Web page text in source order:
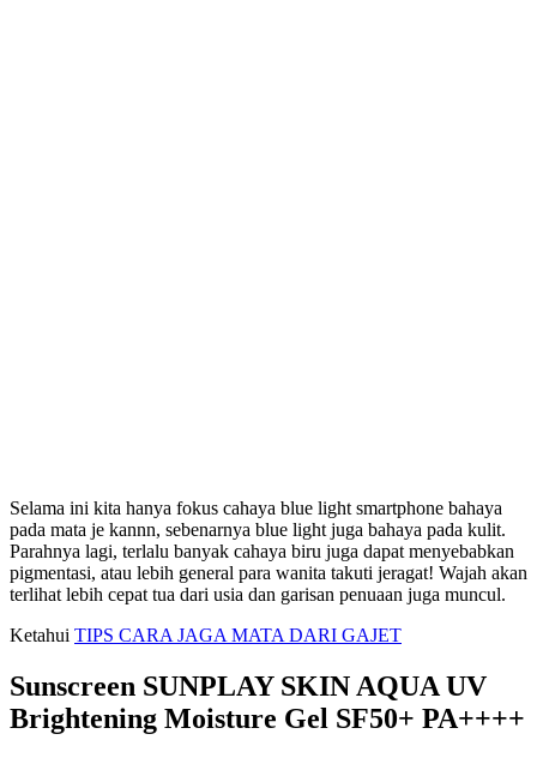
Selama ini kita hanya fokus cahaya blue light smartphone bahaya
pada mata je kannn, sebenarnya blue light juga bahaya pada kulit.
Parahnya lagi, terlalu banyak cahaya biru juga dapat menyebabkan
pigmentasi, atau lebih general para wanita takuti jeragat! Wajah akan
terlihat lebih cepat tua dari usia dan garisan penuaan juga muncul.
Ketahui TIPS CARA JAGA MATA DARI GAJET
Sunscreen SUNPLAY SKIN AQUA UV
Brightening Moisture Gel SF50+ PA++++